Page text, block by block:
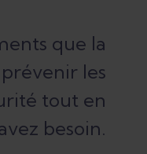
que la
les
tout en
besoin.